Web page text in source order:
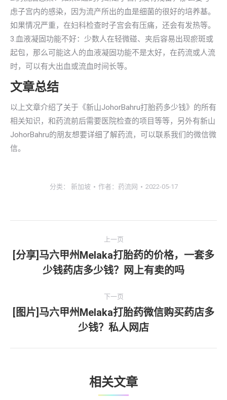
虑子宫内的感染，因为流产所出的血是细菌的很好的培养基。
如果情况严重，在妇科检查时子宫会有压痛，还会有发热等。
3.血液凝固功能不好：少数人在轻微碰、夹后容易出现瘀斑或
起包，那么可能这人的血液凝固功能不是太好，在药流或人流
时，可以有大出血或流血时间长等。
文章总结
以上文章介绍了关于《新山JohorBahru打胎药多少钱》的所有
相关知识，和药流前后需要医院检查的项目等等，另外有新山
JohorBahru的朋友想要详细了解药流，可以联系我们的微信微
信。
分类： 新加坡 作者： 药流网 2022-05-17
章
上一页
上
一
[分享]马六甲州Melaka打胎药的价格，一套多
少钱药店多少钱？网上有卖的吗
下一页
下
一
文
[图片]马六甲州Melaka打胎药微信购买药店多
少钱？私人网店
相关文章